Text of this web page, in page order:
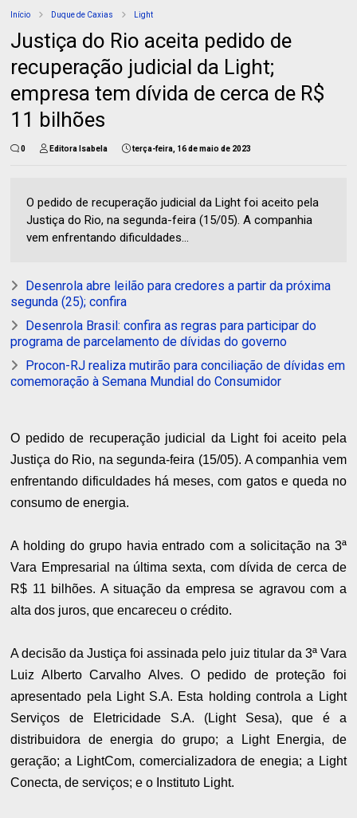
Início Duque de Caxias Light
Justiça do Rio aceita pedido de
recuperação judicial da Light;
empresa tem dívida de cerca de R$
11 bilhões
0 Editora Isabela terça-feira, 16 de maio de 2023
O pedido de recuperação judicial da Light foi aceito pela
Justiça do Rio, na segunda-feira (15/05). A companhia
vem enfrentando dificuldades...
Desenrola abre leilão para credores a partir da próxima
segunda (25); confira
Desenrola Brasil: confira as regras para participar do
programa de parcelamento de dívidas do governo
Procon-RJ realiza mutirão para conciliação de dívidas em
comemoração à Semana Mundial do Consumidor
O pedido de recuperação judicial da Light foi aceito pela
Justiça do Rio, na segunda-feira (15/05). A companhia vem
enfrentando dificuldades há meses, com gatos e queda no
consumo de energia.
A holding do grupo havia entrado com a solicitação na 3ª
Vara Empresarial na última sexta, com dívida de cerca de
R$ 11 bilhões. A situação da empresa se agravou com a
alta dos juros, que encareceu o crédito.
A decisão da Justiça foi assinada pelo juiz titular da 3ª Vara
Luiz Alberto Carvalho Alves. O pedido de proteção foi
apresentado pela Light S.A. Esta holding controla a Light
Serviços de Eletricidade S.A. (Light Sesa), que é a
distribuidora de energia do grupo; a Light Energia, de
geração; a LightCom, comercializadora de enegia; a Light
Conecta, de serviços; e o Instituto Light.